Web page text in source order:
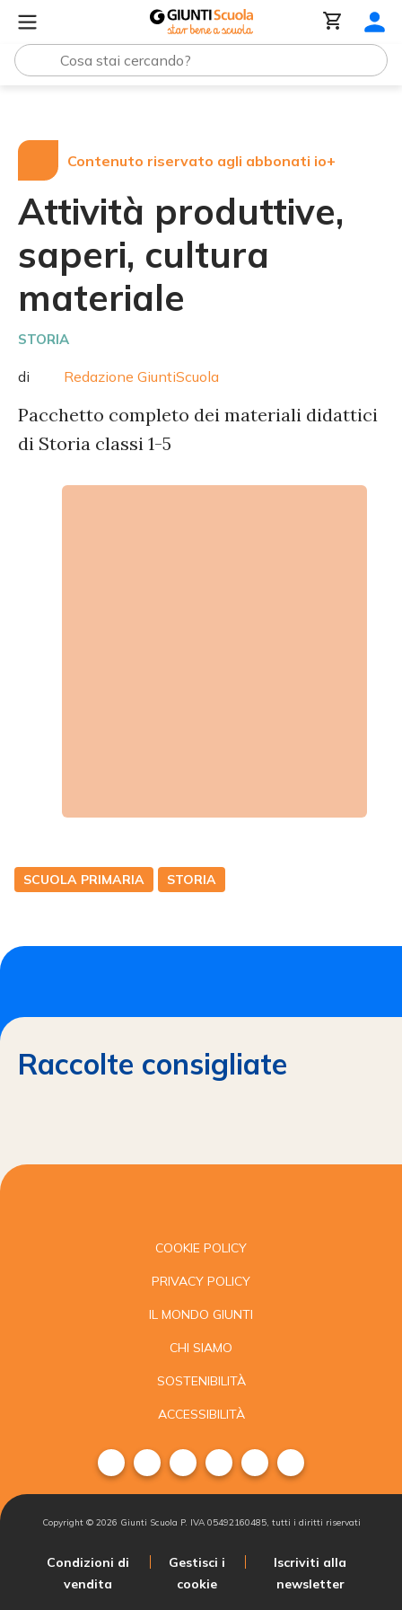
Contenuto riservato agli abbonati io+
Attività produttive,
saperi, cultura
materiale
STORIA
di Redazione GiuntiScuola
Pacchetto completo dei materiali didattici
di Storia classi 1-5
SCUOLA PRIMARIA STORIA
Raccolte consigliate
COOKIE POLICY
PRIVACY POLICY
IL MONDO GIUNTI
CHI SIAMO
SOSTENIBILITÀ
ACCESSIBILITÀ
Copyright © 2026 Giunti Scuola P. IVA 05492160485, tutti i diritti riservati
Condizioni di
vendita
Gestisci i
cookie
Iscriviti alla
newsletter